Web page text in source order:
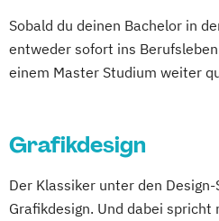
Sobald du deinen Bachelor in
entweder sofort ins
einem Master Studium weiter
Grafikdesign
Der Klassiker unter den
Grafikdesign. Und dabei